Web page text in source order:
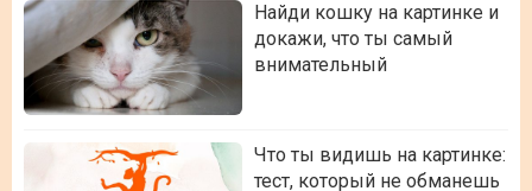
Найди кошку на картинке и
докажи, что ты самый
внимательный
Что ты видишь на картинке:
тест, который не обманешь